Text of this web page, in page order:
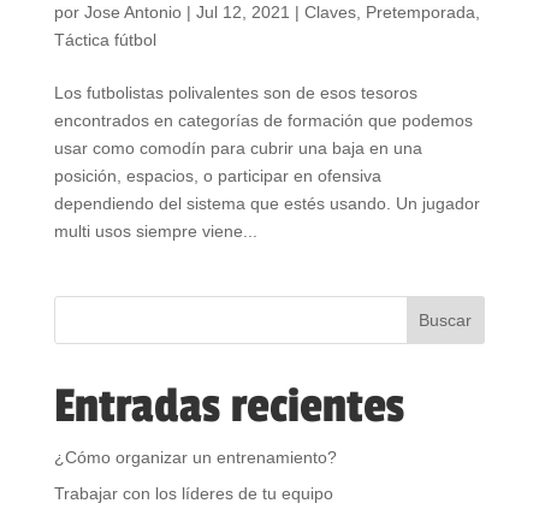
por Jose Antonio| Jul 12, 2021 | Claves, Pretemporada
Táctica fútbol
Los futbolistas polivalentes son de esos tesoros
encontrados en categorías de formación que podemos
usar como comodín para cubrir una baja en una
posición, espacios, o participar en ofensiva
dependiendo del sistema que estés usando. Un jugador
multi usos siempre viene...
Entradas recientes
¿Cómo organizar un entrenamiento?
Trabajar con los líderes de tu equipo